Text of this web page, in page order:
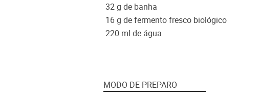
32 g de banha
16 g de fermento fresco biológico
220 ml de água
MODO DE PREPARO